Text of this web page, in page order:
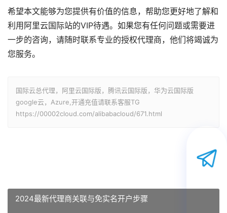
希望本文能够为您提供有价值的信息，帮助您更好地了解和
利用阿里云国际站的VIP待遇。如果您有任何问题或需要进
一步的咨询，请随时联系专业的授权代理商，他们将竭诚为
您服务。
国际云总代理，阿里云国际版，腾讯云国际版，华为云国际版
google云，Azure,开通充值请联系客服TG
https://00002cloud.com/alibabacloud/671.html
2024最新代理商关联与免实名开户步骤